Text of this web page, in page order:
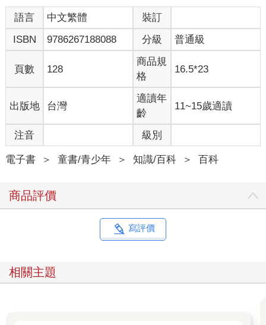
語言 中文繁體
裝訂
ISBN
9786267188088 分級 普通級
頁數 128
商品規
格
16.5*23
出版地 台灣
適讀年
齡
11~15歲適讀
注音 級別
電子書 ＞ 童書/青少年 ＞ 知識/百科 ＞ 百科
商品評價
寫評價
相關主題